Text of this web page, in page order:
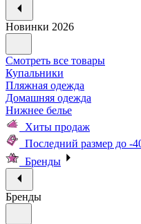
Новинки 2026
Смотреть все товары
Купальники
Пляжная одежда
Домашняя одежда
Нижнее белье
Хиты продаж
Последний размер до -
Бренды
Бренды